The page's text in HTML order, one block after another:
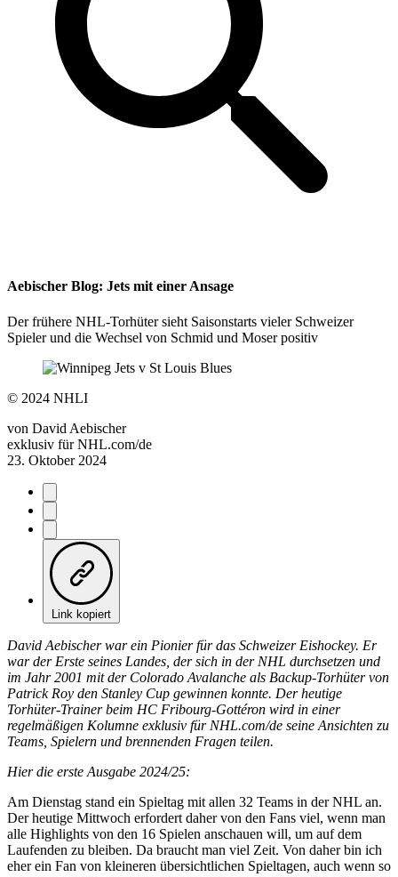
Aebischer Blog: Jets mit einer Ansage
Der frühere NHL-Torhüter sieht Saisonstarts vieler Schweizer
Spieler und die Wechsel von Schmid und Moser positiv
© 2024 NHLI
von David Aebischer
exklusiv für NHL.com/de
23. Oktober 2024
Link kopiert
David Aebischer war ein Pionier für das Schweizer Eishockey. Er
war der Erste seines Landes, der sich in der NHL durchsetzen und
im Jahr 2001 mit der Colorado Avalanche als Backup-Torhüter von
Patrick Roy den Stanley Cup gewinnen konnte. Der heutige
Torhüter-Trainer beim HC Fribourg-Gottéron wird in einer
regelmäßigen Kolumne exklusiv für NHL.com/de seine Ansichten zu
Teams, Spielern und brennenden Fragen teilen.
Hier die erste Ausgabe 2024/25:
Am Dienstag stand ein Spieltag mit allen 32 Teams in der NHL an.
Der heutige Mittwoch erfordert daher von den Fans viel, wenn man
alle Highlights von den 16 Spielen anschauen will, um auf dem
Laufenden zu bleiben. Da braucht man viel Zeit. Von daher bin ich
eher ein Fan von kleineren übersichtlichen Spieltagen, auch wenn so